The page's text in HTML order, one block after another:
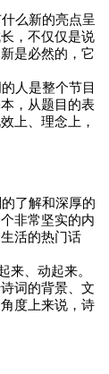
么新的亮点呈
，不仅仅是说
是必然的，它
人是整个节目
，从题目的表
上、理念上，
了解和深厚的
非常坚实的内
活的热门话
、动起来。
词的背景、文
度上来说，诗